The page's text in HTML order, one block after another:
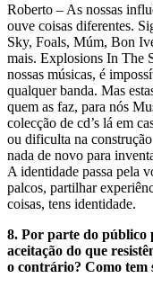
Roberto – As nossas
ouve coisas diferentes.
Sky, Foals, Múm, Bon
mais. Explosions In The
nossas músicas, é
qualquer banda. Mas
quem as faz, para nós
colecção de cd’s lá em
ou dificulta na
nada de novo para
A identidade passa pela
palcos, partilhar
coisas, tens identidade.
8. Por parte do público
aceitação do que
o contrário? Como tem